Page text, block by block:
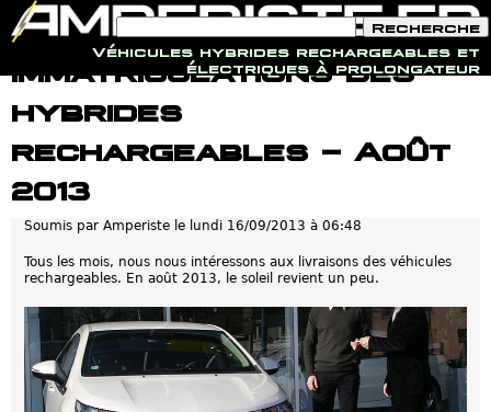
Jump to navigation
Véhicules hybrides rechargeables et
électriques à prolongateur
o
r
m
l
a
r
r
c
h
e
r
c
h
e
c
r
c
e
Immatriculations des
hybrides
rechargeables - Août
2013
Soumis par Amperiste le lundi 16/09/2013 à 06:48
Tous les mois, nous nous intéressons aux livraisons des véhicules
rechargeables. En août 2013, le soleil revient un peu.